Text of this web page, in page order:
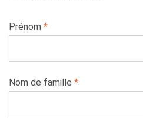
Leave
Prénom
Nom de famille